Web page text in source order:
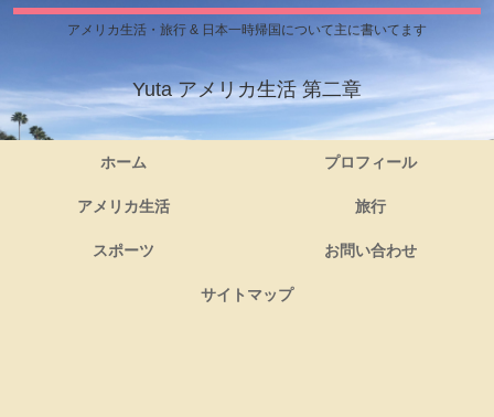
アメリカ生活・旅行 & 日本一時帰国について主に書いてます
Yuta アメリカ生活 第二章
ホーム プロフィール
アメリカ生活 旅行
スポーツ お問い合わせ
サイトマップ